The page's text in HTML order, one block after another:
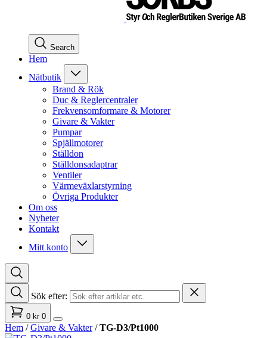
Search
Hem
Nätbutik
Brand & Rök
Duc & Reglercentraler
Frekvensomformare & Motorer
Givare & Vakter
Pumpar
Spjällmotorer
Ställdon
Ställdonsadaptrar
Ventiler
Värmeväxlarstyrning
Övriga Produkter
Om oss
Nyheter
Kontakt
Mitt konto
Sök efter:
0 kr 0
Hem /Givare & Vakter/TG-D3/Pt1000